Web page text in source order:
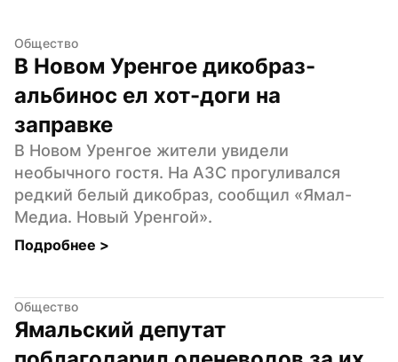
Общество
В Новом Уренгое дикобраз-
альбинос ел хот-доги на
заправке
В Новом Уренгое жители увидели
необычного гостя. На АЗС прогуливался
редкий белый дикобраз, сообщил «Ямал-
Медиа. Новый Уренгой».
Подробнее >
Общество
Ямальский депутат